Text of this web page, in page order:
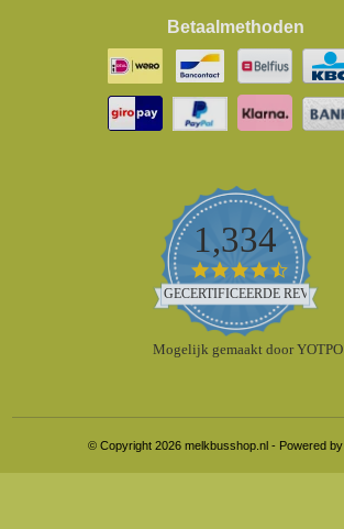
Betaalmethoden
1,334
4.5
star
rating
GECERTIFICEERDE REVIEWS
Mogelijk gemaakt door YOTPO
© Copyright 2026 melkbusshop.nl - Powered by